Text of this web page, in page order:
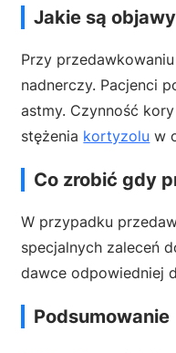
Jakie są
Przy
nadnerczy. Pacjenci
astmy. Czynność
stężenia kortyzolu w
Co zrobić gdy
W przypadku
specjalnych zaleceń
dawce odpowiedniej
Podsumowanie